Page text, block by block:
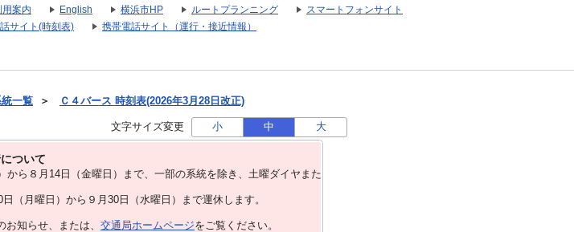
用案内 English 横浜市HP ルートプランニング
スマートフォンサイト
サイト(時刻表) 携帯電話サイト（運行・接近情報）
統一覧 ＞ Ｃ４バース 時刻表(2026年3月28日改正)
文字サイズ変更 小 中 大
ついて
ら８⽉14⽇（金曜日）まで、⼀部の系統を除き、⼟曜ダイヤまた
（月曜日）から９月30日（水曜日）まで運休します。
知らせ、または、 交通局ホームページをご覧ください。